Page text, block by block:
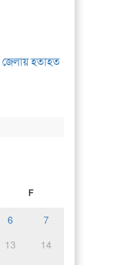
জেলায় হতাহত
F
6
7
13
14